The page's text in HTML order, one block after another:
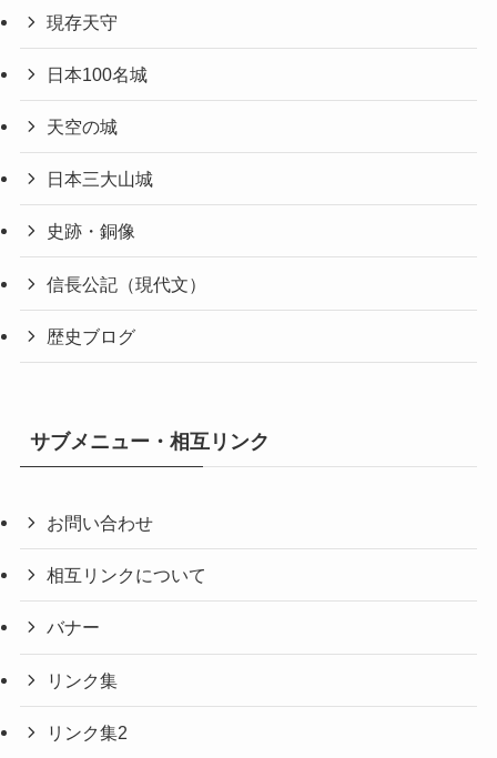
現存天守
日本100名城
天空の城
日本三大山城
史跡・銅像
信長公記（現代文）
歴史ブログ
サブメニュー・相互リンク
お問い合わせ
相互リンクについて
バナー
リンク集
リンク集2